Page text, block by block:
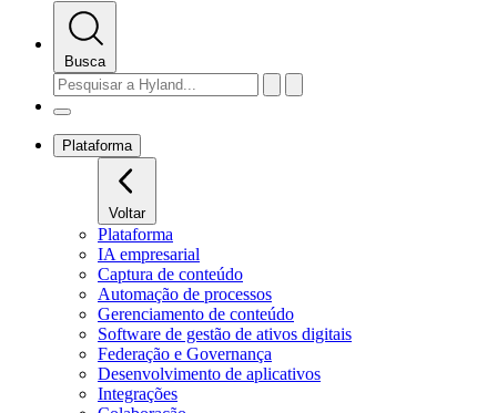
Busca
Plataforma
Voltar
Plataforma
IA empresarial
Captura de conteúdo
Automação de processos
Gerenciamento de conteúdo
Software de gestão de ativos digitais
Federação e Governança
Desenvolvimento de aplicativos
Integrações